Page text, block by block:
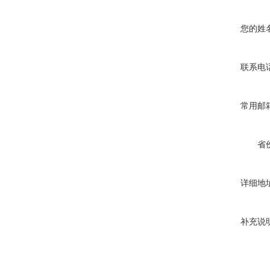
您的姓
联系电
常用邮
省
详细地
补充说